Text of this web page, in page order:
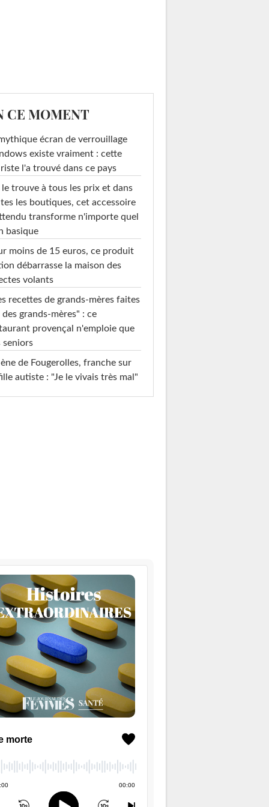
CE MOMENT
écran de verrouillage
existe vraiment : cette
l'a trouvé dans ce pays
trouve à tous les prix et dans
les boutiques, cet accessoire
transforme n'importe quel
basique
moins de 15 euros, ce produit
débarrasse la maison des
volants
recettes de grands-mères faites
des grands-mères" : ce
provençal n'emploie que
seniors
de Fougerolles, franche sur
autiste : "Je le vivais très mal"